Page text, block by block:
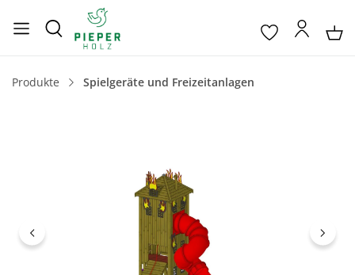
Produkte Spielgeräte und Freizeitanlagen